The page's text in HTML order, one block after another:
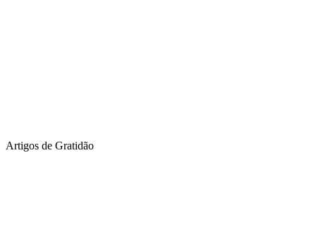
Artigos de Gratidão